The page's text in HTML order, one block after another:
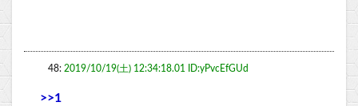
48: 2019/10/19(土) 12:34:18.01 ID:yPvcEfGUd
>>1